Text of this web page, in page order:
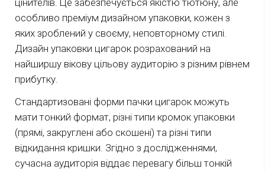
цінителів. Це забезпечується якістю тютюну, але
особливо преміум дизайном упаковки, кожен з
яких зроблений у своєму, неповторному стилі.
Дизайн упаковки цигарок розрахований на
найширшу вікову цільову аудиторію з різним рівнем
прибутку.
Стандартизовані форми пачки цигарок можуть
мати тонкий формат, різні типи кромок упаковки
(прямі, закруглені або скошені) та різні типи
відкидання кришки. Згідно з дослідженнями,
сучасна аудиторія віддає перевагу більш тонкій